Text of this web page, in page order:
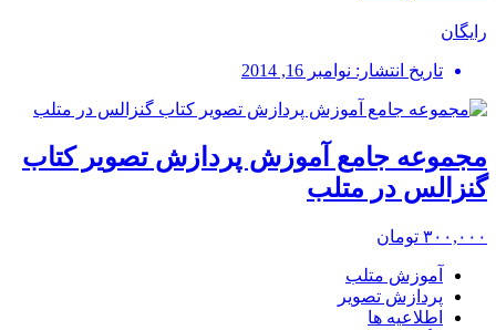
رایگان
تاریخ انتشار: نوامبر 16, 2014
مجموعه جامع آموزش پردازش تصویر کتاب
گنزالس در متلب
۳۰۰,۰۰۰ تومان
آموزش متلب
پردازش تصویر
اطلاعیه ها